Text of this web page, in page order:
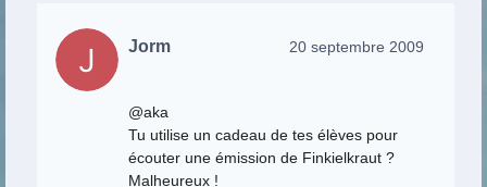
Jorm 20 septembre 2009
@aka
Tu utilise un cadeau de tes élèves pour
écouter une émission de Finkielkraut ?
Malheureux !